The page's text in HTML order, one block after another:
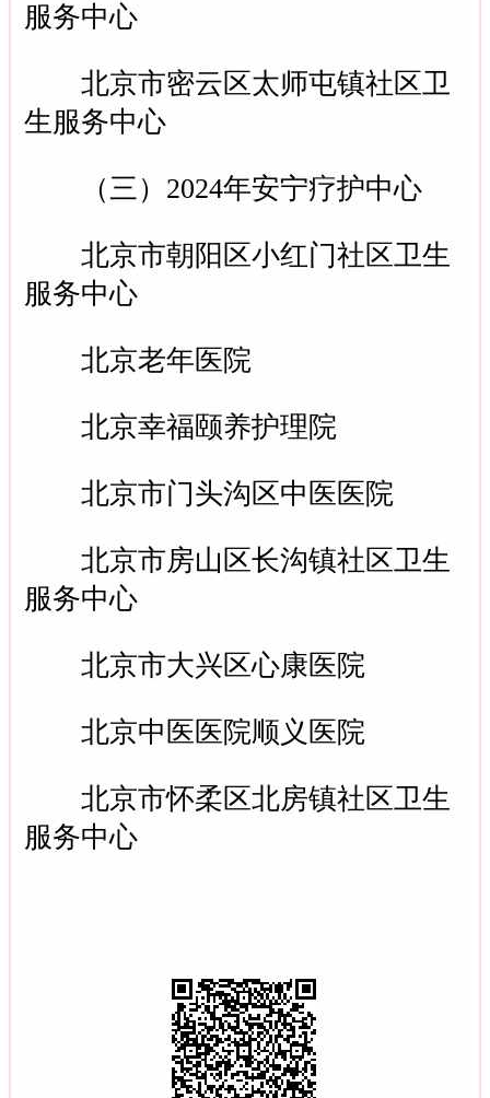
服务中心
北京市密云区太师屯镇社区卫
生服务中心
（三）2024年安宁疗护中心
北京市朝阳区小红门社区卫生
服务中心
北京老年医院
北京幸福颐养护理院
北京市门头沟区中医医院
北京市房山区长沟镇社区卫生
服务中心
北京市大兴区心康医院
北京中医医院顺义医院
北京市怀柔区北房镇社区卫生
服务中心